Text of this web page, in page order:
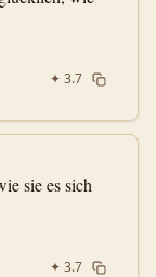
✦ 3.7
sie es sich
✦ 3.7